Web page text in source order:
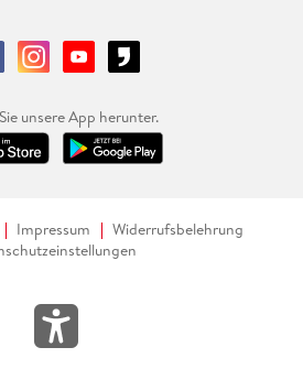
unsere App herunter.
Impressum
Widerrufsbelehrung